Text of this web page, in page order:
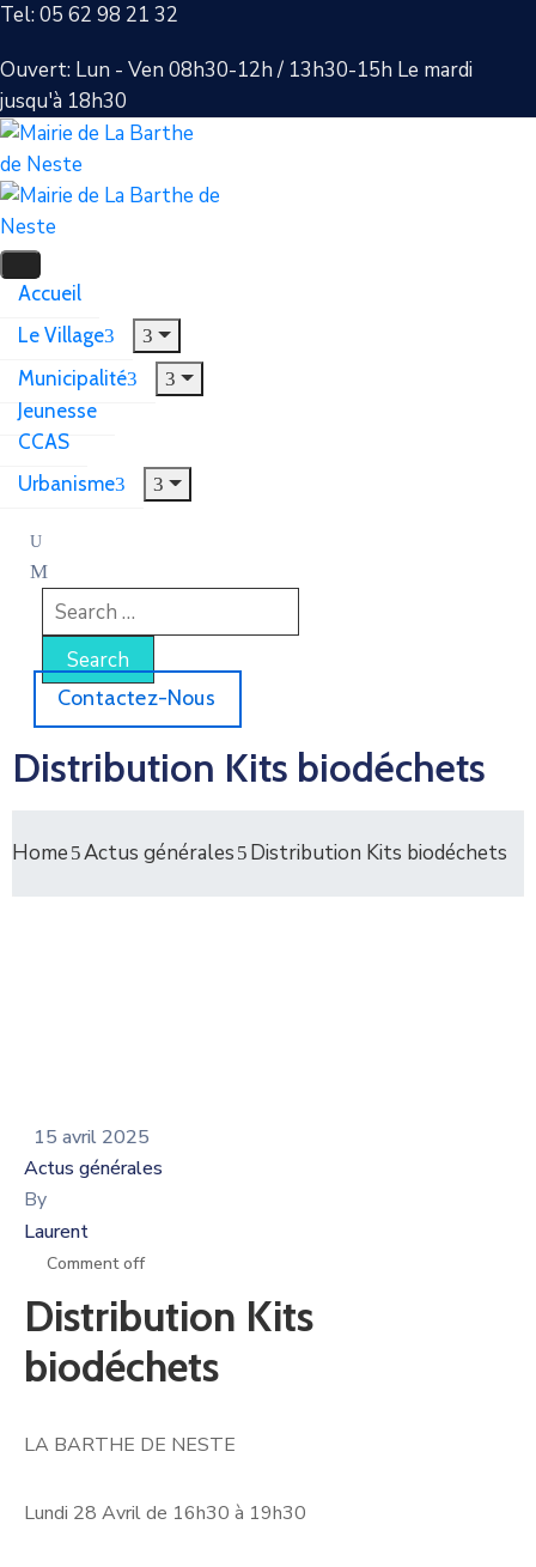
Tel: 05 62 98 21 32
Ouvert: Lun - Ven 08h30-12h / 13h30-15h Le mardi
jusqu'à 18h30
Accueil
Le Village
Municipalité
Jeunesse
CCAS
Urbanisme
Contactez-Nous
Distribution Kits biodéchets
Home Actus générales Distribution Kits biodéchets
15 avril 2025
Actus générales
By
Laurent
Comment off
Distribution Kits
biodéchets
LA BARTHE DE NESTE
Lundi 28 Avril de 16h30 à 19h30